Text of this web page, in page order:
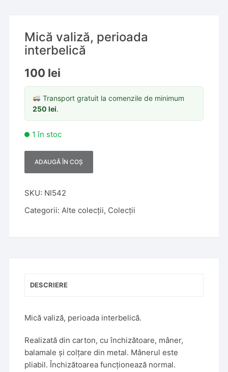
Mică valiză, perioada
interbelică
100 lei
Transport gratuit la comenzile de minimum
250lei.
1 în stoc
ADAUGĂ ÎN COȘ
t
SKU: NI542
Categorii:Alte colecții, Colecții
DESCRIERE
Mică valiză, perioada interbelică.
Realizată din carton, cu închizătoare, mâner,
balamale și colțare din metal. Mânerul este
pliabil. Închizătoarea funcționează normal.